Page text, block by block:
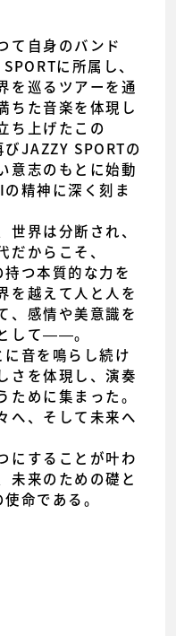
て自身のバンド
に所属し、
を巡るツアーを通
ちた音楽を体現し
ち上げたこの
JAZZY SPORTの
意志のもとに始動
精神に深く刻ま
界は分断され、
からこそ、
つ本質的な力を
を越えて人と人を
、感情や美意識を
して——。
音を鳴らし続け
さを体現し、演奏
めに集まった。
へ、そして未来へ
にすることが叶わ
未来のための礎と
命である。